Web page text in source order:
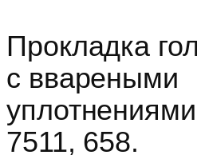
Прокладка
с ввареными
7511, 658.